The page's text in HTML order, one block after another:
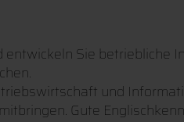
Sie betriebliche
und
Gute